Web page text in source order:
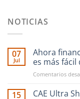
NOTICIAS
07
Jul
Ahora
es más fácil
Comentarios
15
CAE Ultra